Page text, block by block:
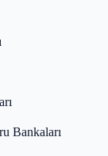
Bankaları